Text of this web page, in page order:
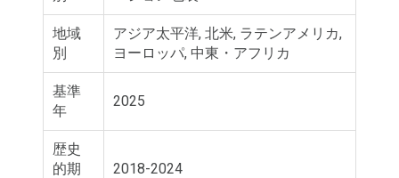
地域
別
アジア太平洋, 北米, ラテンアメリカ,
ヨーロッパ, 中東・アフリカ
基準
年
2025
歴史
的期
2018-2024